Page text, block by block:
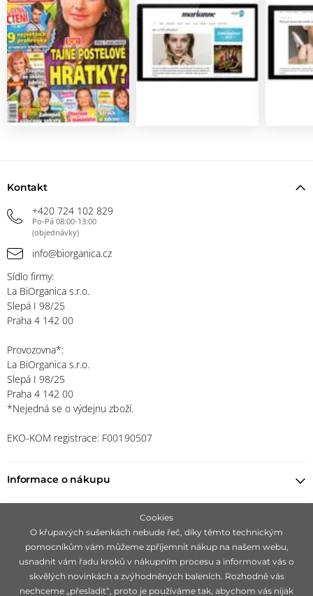
Kontakt
+420 724 102 829
Po-Pá 08:00-13:00
(objednávky)
info@biorganica.cz
Sídlo firmy:
La BiOrganica s.r.o.
Slepá I 98/25
Praha 4 142 00
Provozovna*:
La BiOrganica s.r.o.
Slepá I 98/25
Praha 4 142 00
*Nejedná se o výdejnu zboží.
EKO-KOM registrace: F00190507
Informace o nákupu
Zůstaňte s námi v kontaktu
Cookies
O křupavých sušenkách nebude řeč, díky těmto technickým
pomocníkům vám můžeme zpříjemnit nákup na našem webu,
usnadnit vám řadu kroků v nákupním procesu a informovat vás o
skvělých novinkách a zvýhodněných baleních. Rozhodně vás
nechceme „přesladit“, proto je používáme tak, abychom vás nijak